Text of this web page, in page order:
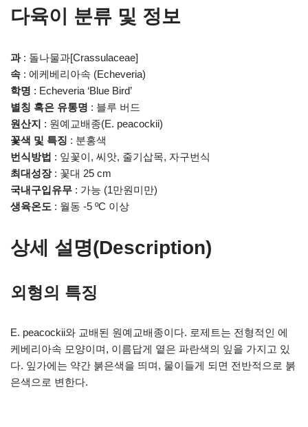
다육이 분류 및 정보
과: 돌나물과[Crassulaceae]
속 : 에케베리아속 (Echeveria)
학명 : Echeveria ‘Blue Bird’
별칭 혹은 유통명 : 블루 버드
원산지 : 원예교배종(E. peacockii)
꽃색 및 특징 : 분홍색
번식방법 : 잎꽃이, 씨앗, 줄기삽목, 자구번식
최대성장: 꽃대 25 cm
국내구입유무 : 가능 (1만원미만)
생육온도 : 월동 -5 ºC 이상
상세 설명(Description)
외형의 특징
E. peacockii와 교배된 원예교배종이다. 로제트는 전형적인 에
케베리아속 모양이며, 이름답게 옅은 파란색의 잎을 가지고 있
다. 잎가에는 약간 붉은색을 띄며, 물이들게 되면 전반적으로 붉
은색으로 변한다.